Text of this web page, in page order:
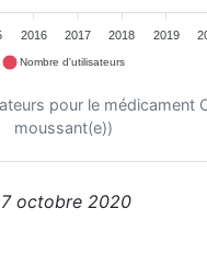
2016 2017 2018 2019
Nombre d'utilisateurs
pour le médicament
moussant(e))
7 octobre 2020